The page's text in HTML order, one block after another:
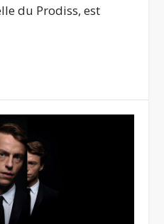
du Prodiss, est